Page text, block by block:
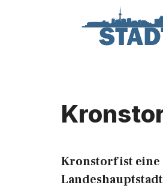
Kronstorf ist
Landeshauptstadt